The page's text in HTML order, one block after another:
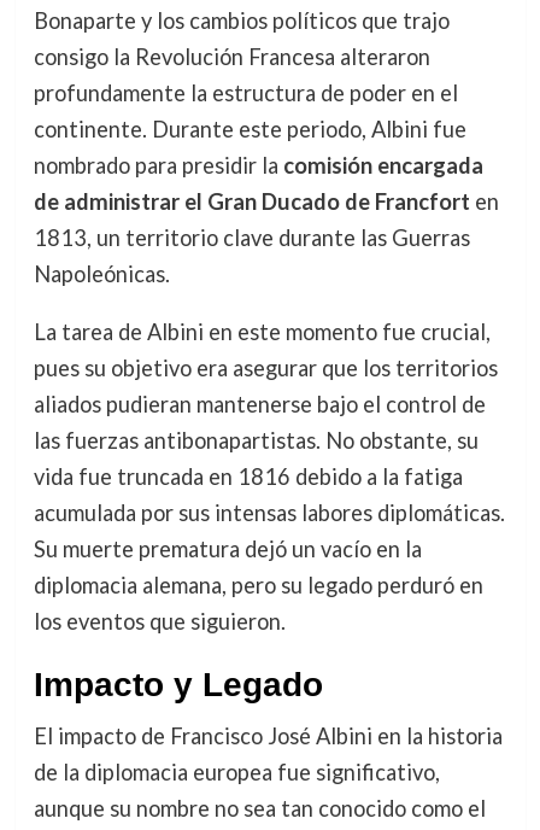
Bonaparte y los cambios políticos que trajo
consigo la Revolución Francesa alteraron
profundamente la estructura de poder en el
continente. Durante este periodo, Albini fue
nombrado para presidir la comisión encargada
de administrar el Gran Ducado de Francfort en
1813, un territorio clave durante las Guerras
Napoleónicas.
La tarea de Albini en este momento fue crucial,
pues su objetivo era asegurar que los territorios
aliados pudieran mantenerse bajo el control de
las fuerzas antibonapartistas. No obstante, su
vida fue truncada en 1816 debido a la fatiga
acumulada por sus intensas labores diplomáticas.
Su muerte prematura dejó un vacío en la
diplomacia alemana, pero su legado perduró en
los eventos que siguieron.
Impacto y Legado
El impacto de Francisco José Albini en la historia
de la diplomacia europea fue significativo,
aunque su nombre no sea tan conocido como el